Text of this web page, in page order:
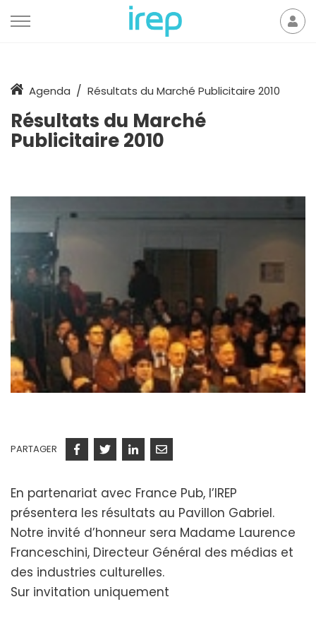
AccueilAgenda Résultats du Marché Publicitaire 2010
Résultats du Marché
Publicitaire 2010
PARTAGER Facebook
TwitterLinkedinCourriel
En partenariat avec France Pub, l’IREP
présentera les résultats au Pavillon Gabriel.
Notre invité d’honneur sera Madame Laurence
Franceschini, Directeur Général des médias et
des industries culturelles.
Sur invitation uniquement